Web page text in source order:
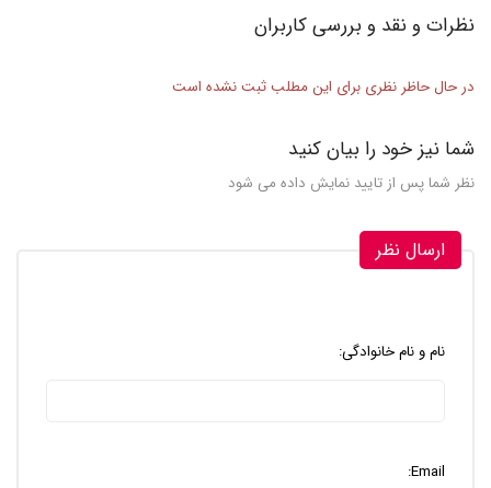
نظرات و نقد و بررسی کاربران
در حال حاظر نظری برای این مطلب ثبت نشده است
شما نیز خود را بیان کنید
نظر شما پس از تایید نمایش داده می شود
ارسال نظر
نام و نام خانوادگی:
Email: